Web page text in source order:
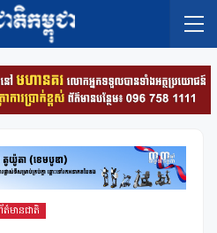
ត៌មានជាតិ